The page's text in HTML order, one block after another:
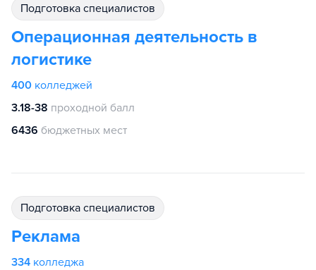
подготовка специалистов
Операционная деятельность в
логистике
400 колледжей
3.18-38 проходной балл
6436 бюджетных мест
подготовка специалистов
Реклама
334 колледжа